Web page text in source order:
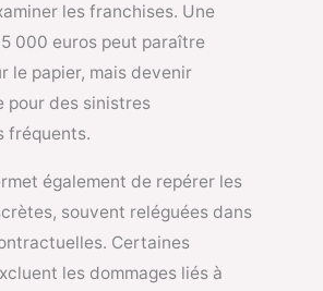
les franchises. Une
000 euros peut paraître
le papier, mais devenir
pour des sinistres
fréquents.
également de repérer les
souvent reléguées dans
Certaines
les dommages liés à